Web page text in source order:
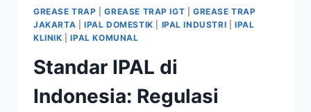
GREASE TRAP |GREASE TRAP IGT |GREASE TRAP
JAKARTA
IPAL DOMESTIK IPAL INDUSTRI |IPAL
KLINIK |IPAL KOMUNAL
Standar IPAL di
Indonesia: Regulasi